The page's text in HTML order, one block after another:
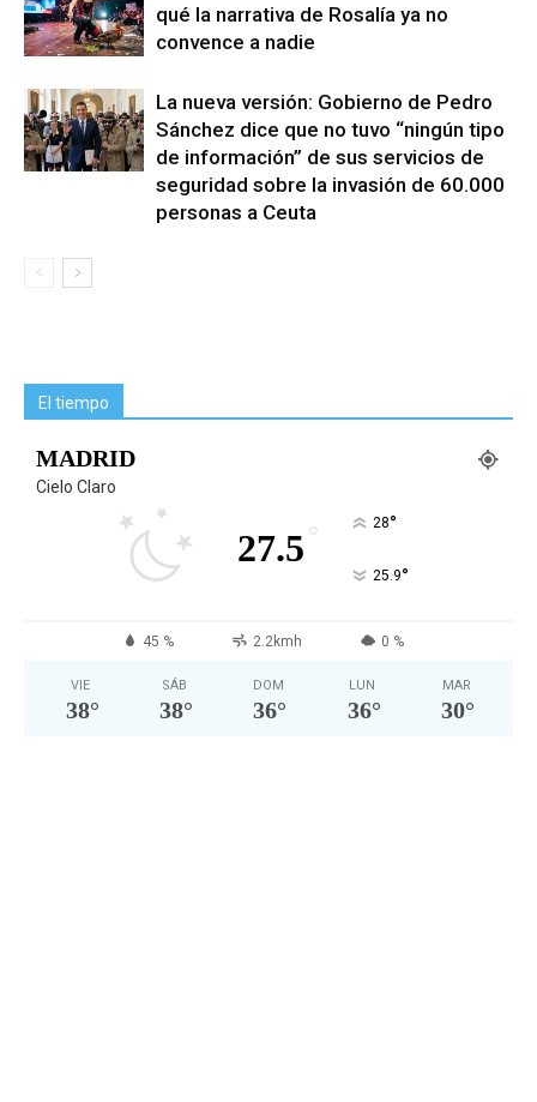
qué la narrativa de Rosalía ya no
convence a nadie
La nueva versión: Gobierno de Pedro
Sánchez dice que no tuvo “ningún tipo
de información” de sus servicios de
seguridad sobre la invasión de 60.000
personas a Ceuta
El tiempo
MADRID
Cielo Claro
27.5 ° 28°
25.9°
45 % 2.2kmh 0 %
VIE
38°
SÁB
38°
DOM
36°
LUN
36°
MAR
30°